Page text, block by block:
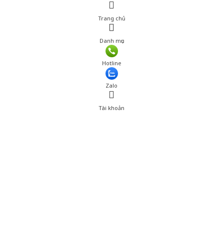
Trang chủ
Danh mục
Hotline
Zalo
Tài khoản